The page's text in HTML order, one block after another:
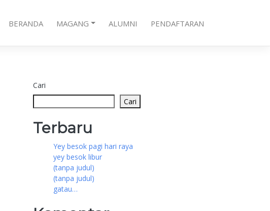
BERANDA MAGANG ALUMNI PENDAFTARAN
Cari
Cari
Terbaru
Yey besok pagi hari raya
yey besok libur
(tanpa judul)
(tanpa judul)
gatau…